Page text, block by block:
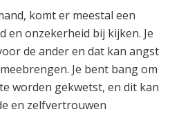
komt er meestal een
en onzekerheid bij kijken. Je
de ander en dat kan angst
Je bent bang om
worden gekwetst, en dit kan
en zelfvertrouwen